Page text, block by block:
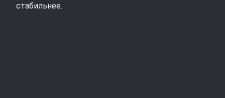
стабильнее.